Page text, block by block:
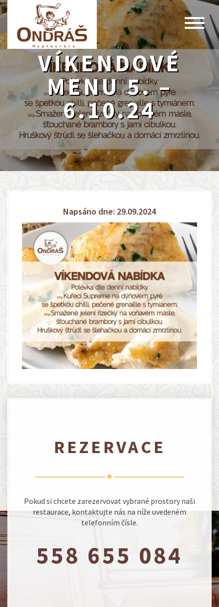
VÍKENDOVÉ
MENU 5. –
6.10.24
Napsáno dne: 29.09.2024
REZERVACE
Pokud si chcete zarezervovat vybrané prostory naši
restaurace, kontaktujte nás na níže uvedeném
telefonním čísle.
558 655 084